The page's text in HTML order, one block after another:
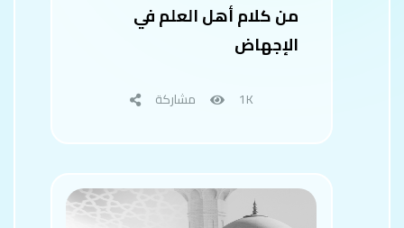
من كلام أهل العلم في
الإجهاض
1K مشاركة